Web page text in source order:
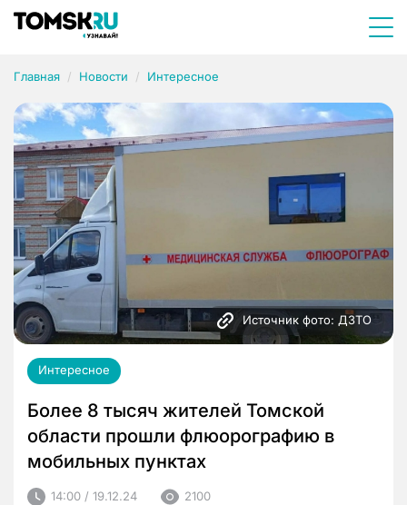
Главная Новости Интересное
Источник фото: ДЗТО
Интересное
Более 8 тысяч жителей Томской
области прошли флюорографию в
мобильных пунктах
14:00 / 19.12.24 2100